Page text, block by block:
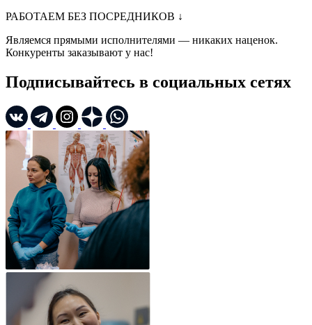
РАБОТАЕМ БЕЗ ПОСРЕДНИКОВ ↓
Являемся прямыми исполнителями — никаких наценок.
Конкуренты заказывают у нас!
Подписывайтесь в социальных сетях